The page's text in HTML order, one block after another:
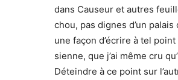
dans Causeur et autres
chou, pas dignes d’un
une façon d’écrire à tel
sienne, que j’ai même cru
Déteindre à ce point sur